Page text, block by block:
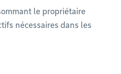
le propriétaire
nécessaires dans les